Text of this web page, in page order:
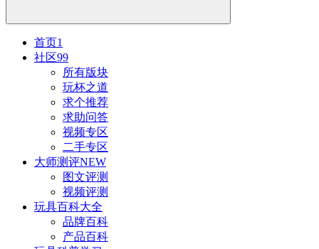
首页1
社区99
所有版块
玩杯之道
求个推荐
求助问答
视频专区
二手专区
大师测评NEW
图文评测
视频评测
玩具百科大全
品牌百科
产品百科